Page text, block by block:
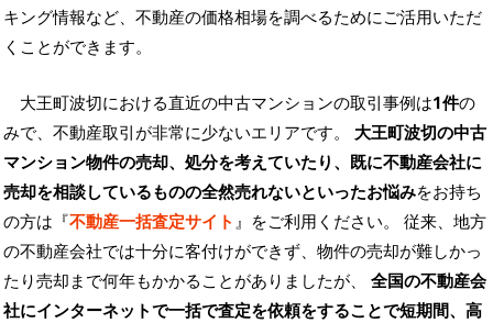
キング情報など、不動産の価格相場を調べるためにご活用いただ
くことができます。
大王町波切における直近の中古マンションの取引事例は1件の
みで、不動産取引が非常に少ないエリアです。 大王町波切の中古
マンション物件の売却、処分を考えていたり、既に不動産会社に
売却を相談しているものの全然売れないといったお悩みをお持ち
の方は『不動産一括査定サイト 』をご利用ください。 従来、地方
の不動産会社では十分に客付けができず、物件の売却が難しかっ
たり売却まで何年もかかることがありましたが、 全国の不動産会
社にインターネットで一括で査定を依頼をすることで短期間、高